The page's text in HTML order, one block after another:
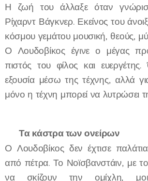
Η ζωή του άλλαξε όταν
Ρίχαρντ Βάγκνερ. Εκείνος του
κόσμου γεμάτου μουσική, θεούς,
Ο Λουδοβίκος έγινε ο μέγας
πιστός του φίλος και ευεργέτης.
εξουσία μέσω της τέχνης, αλλά
μόνο η τέχνη μπορεί να λυτρώσει
🏰Τα κάστρα των ονείρων
Ο Λουδοβίκος δεν έχτισε
από πέτρα. Το Νοϊσβανστάιν, με
να σκίζουν την ομίχλη,